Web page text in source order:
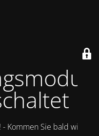
Kommen Sie bald wieder.